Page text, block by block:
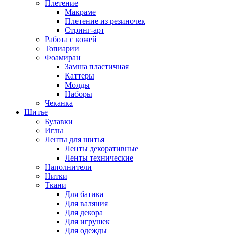
Плетение
Макраме
Плетение из резиночек
Стринг-арт
Работа с кожей
Топиарии
Фоамиран
Замша пластичная
Каттеры
Молды
Наборы
Чеканка
Шитье
Булавки
Иглы
Ленты для шитья
Ленты декоративные
Ленты технические
Наполнители
Нитки
Ткани
Для батика
Для валяния
Для декора
Для игрушек
Для одежды